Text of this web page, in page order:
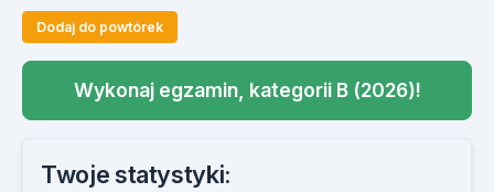
Dodaj do powtórek
Wykonaj egzamin, kategorii B (2026)!
Twoje statystyki: